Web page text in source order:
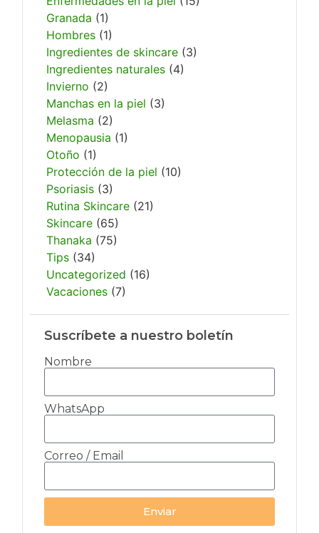
Granada (1)
Hombres (1)
Ingredientes de skincare (3)
Ingredientes naturales (4)
Invierno (2)
Manchas en la piel (3)
Melasma (2)
Menopausia (1)
Otoño (1)
Protección de la piel (10)
Psoriasis (3)
Rutina Skincare (21)
Skincare (65)
Thanaka (75)
Tips (34)
Uncategorized (16)
Vacaciones (7)
Suscríbete a nuestro boletín
Nombre
WhatsApp
Correo / Email
Enviar